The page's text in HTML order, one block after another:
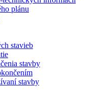
plánu
stavieb
stavby
stavby